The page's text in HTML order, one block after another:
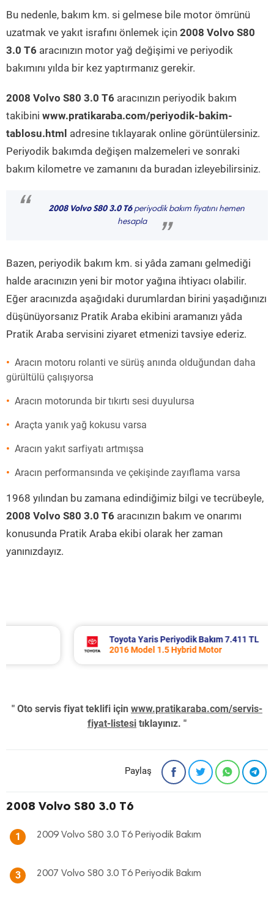
Bu nedenle, bakım km. si gelmese bile motor ömrünü
uzatmak ve yakıt israfını önlemek için 2008 Volvo S80
3.0 T6 aracınızın motor yağ değişimi ve periyodik
bakımını yılda bir kez yaptırmanız gerekir.
2008 Volvo S80 3.0 T6 aracınızın periyodik bakım
takibini www.pratikaraba.com/periyodik-bakim-
tablosu.html adresine tıklayarak online görüntülersiniz.
Periyodik bakımda değişen malzemeleri ve sonraki
bakım kilometre ve zamanını da buradan izleyebilirsiniz.
“ 2008 Volvo S80 3.0 T6periyodik bakım fiyatını hemen
hesapla
”
Bazen, periyodik bakım km. si yâda zamanı gelmediği
halde aracınızın yeni bir motor yağına ihtiyacı olabilir.
Eğer aracınızda aşağıdaki durumlardan birini yaşadığınızı
düşünüyorsanız Pratik Araba ekibini aramanızı yâda
Pratik Araba servisini ziyaret etmenizi tavsiye ederiz.
Aracın motoru rolanti ve sürüş anında olduğundan daha
gürültülü çalışıyorsa
Aracın motorunda bir tıkırtı sesi duyulursa
Araçta yanık yağ kokusu varsa
Aracın yakıt sarfiyatı artmışsa
Aracın performansında ve çekişinde zayıflama varsa
1968 yılından bu zamana edindiğimiz bilgi ve tecrübeyle,
2008 Volvo S80 3.0 T6 aracınızın bakım ve onarımı
konusunda Pratik Araba ekibi olarak her zaman
yanınızdayız.
Toyota Yaris Periyodik Bakım 7.411 TL
2016 Model 1.5 Hybrid Motor
" Oto servis fiyat teklifi için www.pratikaraba.com/servis-
fiyat-listesi tıklayınız. "
Paylaş
2008 Volvo S80 3.0 T6
1 2009 Volvo S80 3.0 T6 Periyodik Bakım
3 2007 Volvo S80 3.0 T6 Periyodik Bakım